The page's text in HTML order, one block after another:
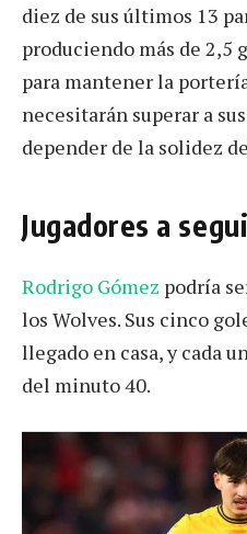
diez de sus últimos 13
produciendo más de 2,5
para mantener la
necesitarán superar a
depender de la solidez
Jugadores a
Rodrigo Gómez podría
los Wolves. Sus cinco
llegado en casa, y cada
del minuto 40.